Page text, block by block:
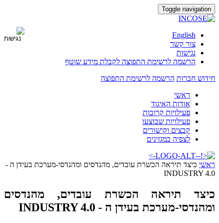
Toggle navigation
English
צור קשר
נגישות
הרשמה לרשימת התפוצה לקבלת מידע שוטף
חידוש חברות הרשמה לרשימת התפוצה
ראשי
אודות האיגוד
פעילויות קרובות
פעילויות שבוצעו
קבצים וקישורים
לצפיה במגזינים
ראשי כיצד תיראה הכשרת עובדים, מהנדסים ומהנדסי-מערכת בעידן ה -
INDUSTRY 4.0
כיצד תיראה הכשרת עובדים, מהנדסים
ומהנדסי-מערכת בעידן ה - INDUSTRY 4.0